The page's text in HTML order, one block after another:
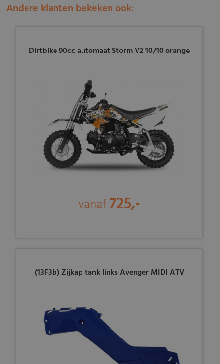
Andere klanten bekeken ook:
Dirtbike 90cc automaat Storm V2 10/10 orange
vanaf725,-
(13F3b) Zijkap tank links Avenger MIDI ATV